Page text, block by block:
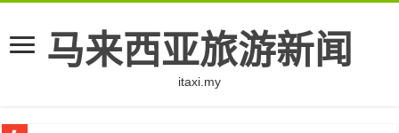
马来西亚旅游新闻
itaxi.my